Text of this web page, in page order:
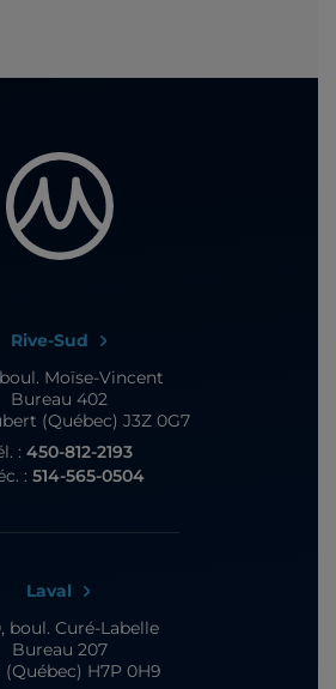
Rive-Sud
boul. Moïse-Vincent
Bureau 402
(Québec) J3Z 0G7
: 450-812-2193
: 514-565-0504
Laval
boul. Curé-Labelle
Bureau 207
(Québec) H7P 0H9